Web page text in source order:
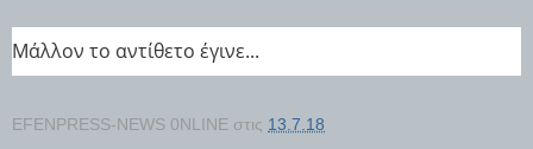
Μάλλον το αντίθετο έγινε...
EFENPRESS-NEWS 0NLINE στις 13.7.18